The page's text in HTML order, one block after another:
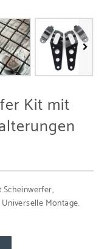
Kit mit
Montage.